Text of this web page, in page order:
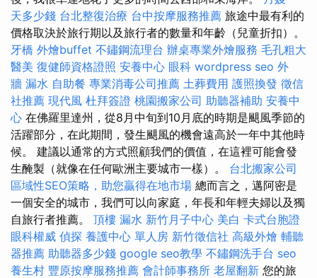
天多少錢 台北整復治療 台中按摩服務推薦 旅途中最有利的
價格取決於旅行期以及旅行者的數量和年齡（兒童折扣）。
牙橋 外燴buffet 不鏽鋼流理台 辦桌專業外燴服務 毛孔粗大
醫美 復健師資格證照 安養中心 眼科 wordpress seo 外
牆 漏水 自助餐 專業消毒公司推薦 土葬費用 護照換發 徵信
社推薦 現代風 杜拜簽證 桃園搬家公司 助聽器補助 安養中
心 在佛羅里達州，從8月中旬到10月底的時期是颶風季節的
活躍部分，在此期間，發生颶風的機會遠高於一年中其他時
候。 建議以通常的方式照顧我們的價值，在這裡可能會發
生醃製（就像在任何歐洲主要城市一樣）。 台北搬家公司
區域性SEO策略，助您贏得在地市場 總而言之，邁阿密是
一個安全的城市，我們可以向家庭，年長和年輕夫婦以及獨
自旅行者推薦。 頂樓 漏水 新竹月子中心 美白 卡式台胞證
眼科權威 偵探 養護中心 單人房 新竹徵信社 高級外燴 輔聽
器推薦 助聽器多少錢 google seo教學 不鏽鋼洗手台 seo
養生村 豐原按摩服務推薦 會計師事務所 老屋翻新 您的旅